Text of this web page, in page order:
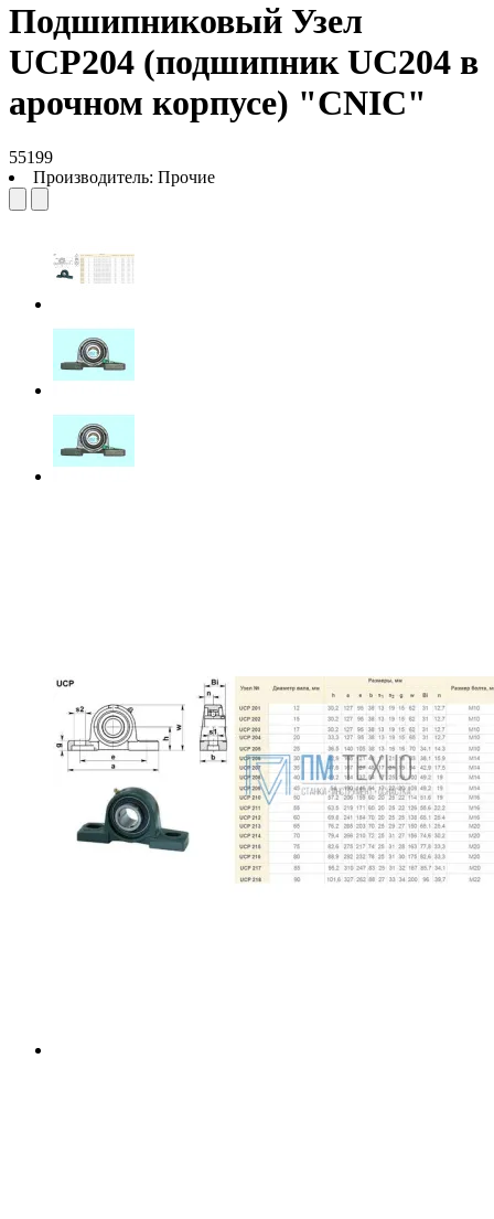
Подшипниковый Узел
UCP204 (подшипник UC204 в
арочном корпусе) "CNIC"
55199
Производитель: Прочие